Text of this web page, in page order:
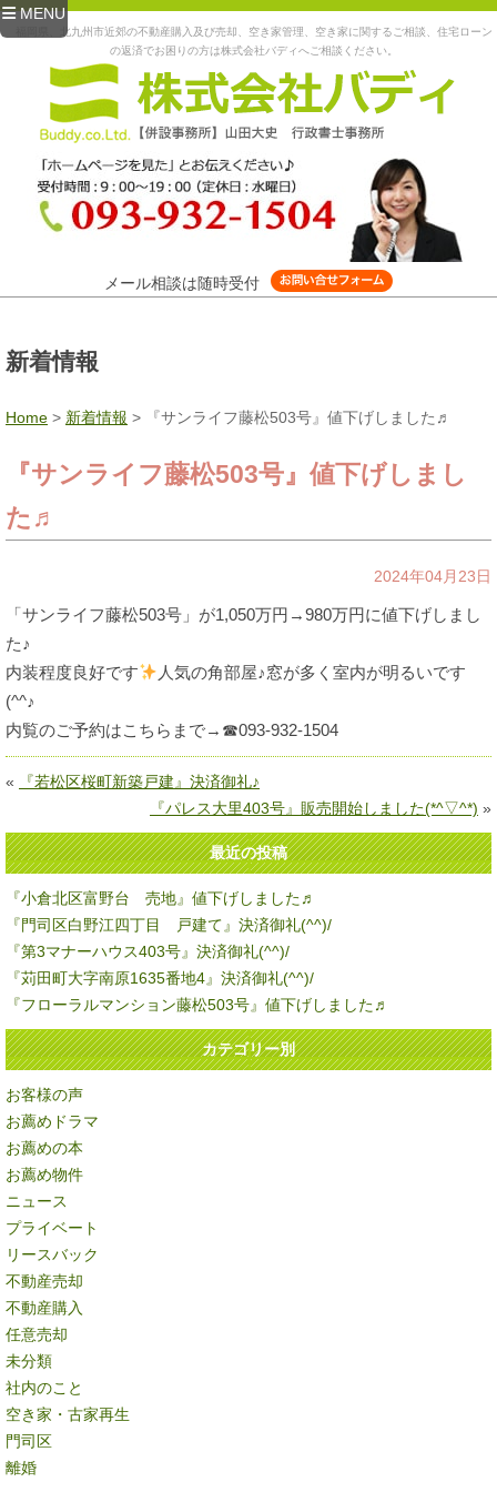
MENU
福岡県、北九州市近郊の不動産購入及び売却、空き家管理、空き家に関するご相談、住宅ローン
の返済でお困りの方は株式会社バディへご相談ください。
メール相談は随時受付
新着情報
Home > 新着情報 > 『サンライフ藤松503号』値下げしました♬
『サンライフ藤松503号』値下げしまし
た♬
2024年04月23日
「サンライフ藤松503号」が1,050万円→980万円に値下げしまし
た♪
内装程度良好です
人気の角部屋♪窓が多く室内が明るいです
(^^♪
内覧のご予約はこちらまで→☎093-932-1504
«
『若松区桜町新築戸建』決済御礼♪
『パレス大里403号』販売開始しました(*^▽^*) »
最近の投稿
『小倉北区富野台 売地』値下げしました♬
『門司区白野江四丁目 戸建て』決済御礼(^^)/
『第3マナーハウス403号』決済御礼(^^)/
『苅田町大字南原1635番地4』決済御礼(^^)/
『フローラルマンション藤松503号』値下げしました♬
カテゴリー別
お客様の声
お薦めドラマ
お薦めの本
お薦め物件
ニュース
プライベート
リースバック
不動産売却
不動産購入
任意売却
未分類
社内のこと
空き家・古家再生
門司区
離婚